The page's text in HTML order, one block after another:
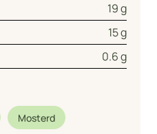
19 g
15 g
0.6 g
Mosterd